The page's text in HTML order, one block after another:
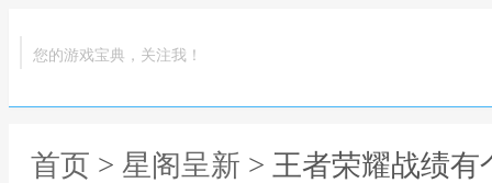
您的游戏宝典，关注我！
首页 > 星阁呈新 > 王者荣耀战绩